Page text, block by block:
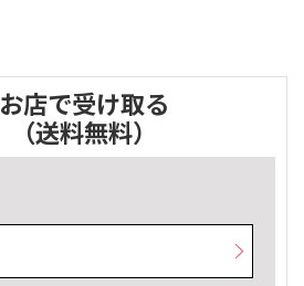
お店で受け取る
（送料無料）